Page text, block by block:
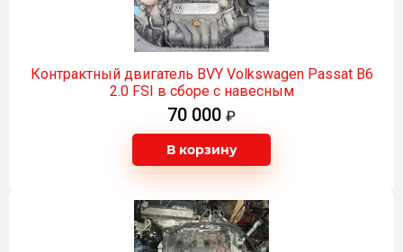
Контрактный двигатель BVY Volkswagen Passat B6
2.0 FSI в сборе с навесным
70 000
В корзину